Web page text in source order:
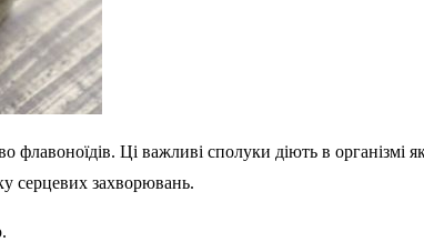
Ці важливі сполуки діють в організмі
серцевих захворювань.